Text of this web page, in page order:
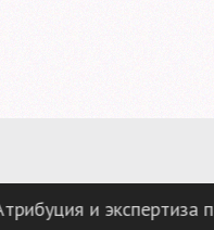
и экспертиза